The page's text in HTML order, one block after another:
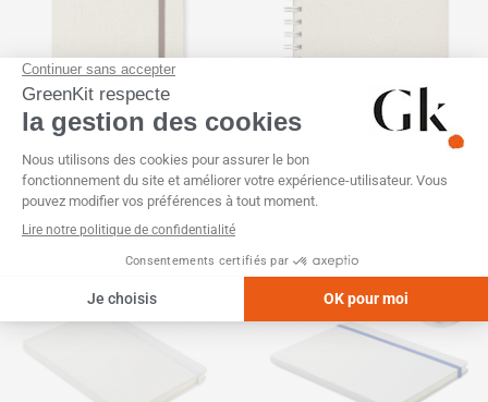
Carnet A5 96 pages
couverture toile recyclée
SKU :GK22461
EUROPE
Carnet A5 à spirales papier
d’herbe naturel